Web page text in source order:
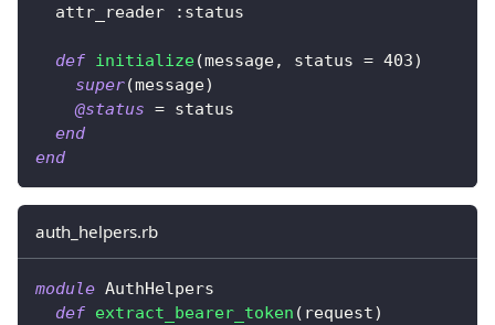
  attr_reader
:status
def initialize(message, status = 403)
super(message)
@status = status
end
end
auth_helpers.rb
module AuthHelpers
def extract_bearer_token ( request)